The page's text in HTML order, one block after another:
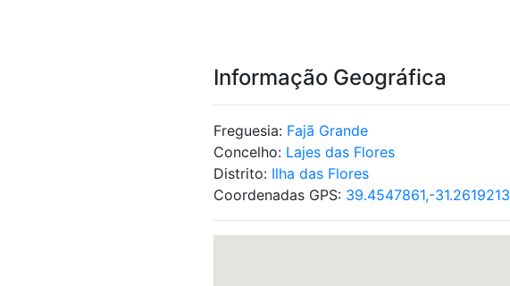
Informação Geográfica
Freguesia: Fajã Grande
Concelho: Lajes das Flores
Distrito: Ilha das Flores
Coordenadas GPS: 39.4547861,-31.2619213